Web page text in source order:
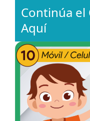
Continúa el
Aquí